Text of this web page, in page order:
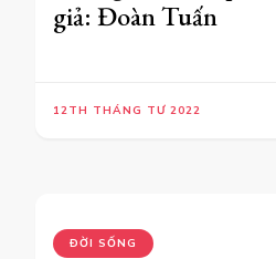
giả: Đoàn Tuấn
12TH THÁNG TƯ 2022
ĐỜI SỐNG